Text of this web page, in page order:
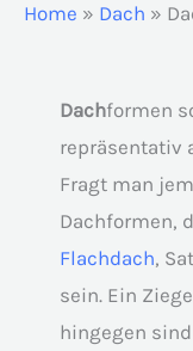
Home » Dach »
Dachformen
repräsentativ
Fragt man
Dachformen,
Flachdach,
sein. Ein
hingegen